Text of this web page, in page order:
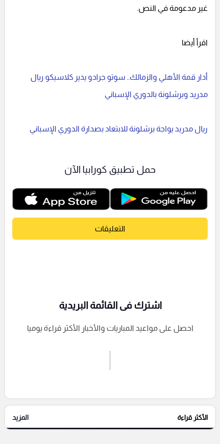
غير مدعومة في النص.
اقرأ أيضا
أدار قمة الأهلي والزمالك.. سوتو جرادو يدير كلاسيكو ريال
مدريد وبرشلونة بالدوري الإسباني
ريال مدريد يواجة برشلونة للابتعاد بصدارة الدوري الإسباني
حمل تطبيق كورابيا الآن
التعليقات
إرسال تعليق
التعليقات السابقة
اشترك فى القائمة البريدية
احصل على مواعيد المباريات والأخبار الأكثر قراءة يوميا
الأكثر قراءة المزيد